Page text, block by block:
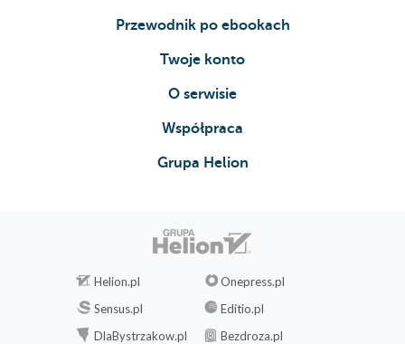
Przewodnik po ebookach
Twoje konto
O serwisie
Współpraca
Grupa Helion
Helion.pl
Onepress.pl
Sensus.pl
Editio.pl
DlaBystrzakow.pl
Bezdroza.pl